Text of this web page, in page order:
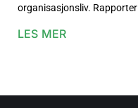
organisasjonsliv. Rapporter
LES MER